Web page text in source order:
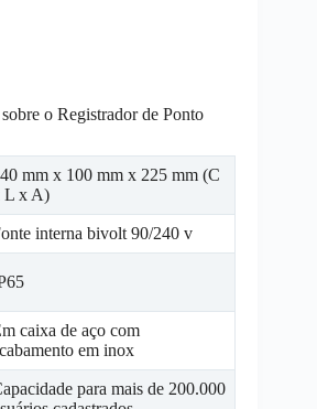
o Registrador de Ponto
mm x 100 mm x 225 mm (C
L x A)
interna bivolt 90/240 v
caixa de aço com
em inox
para mais de 200.000